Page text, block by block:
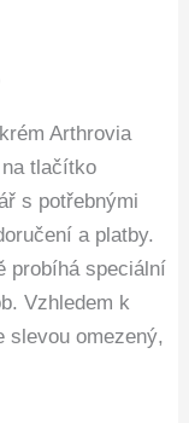
Arthrovia
tlačítko
s potřebnými
a platby.
probíhá speciální
Vzhledem k
slevou omezený,